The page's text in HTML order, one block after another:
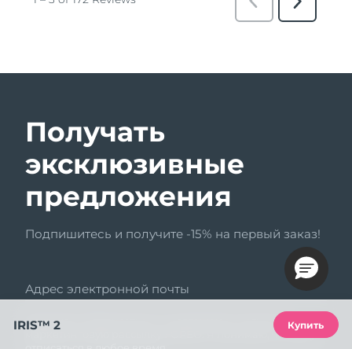
Получать
эксклюзивные
предложения
Подпишитесь и получите -15% на первый заказ!
Адрес электронной почты
Нажимая «Подписаться», я соглашаюсь получать
маркетинговую рассылку FOREO. Я понимаю, что могу
IRIS™ 2 Купить